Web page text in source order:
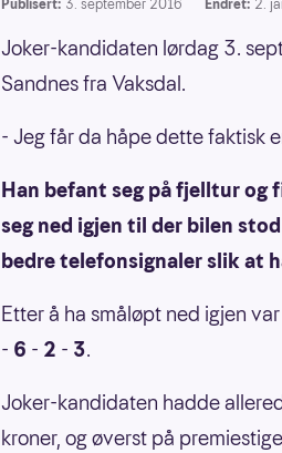
Publisert: 3. september 2016 Endret: 2.
Joker-kandidaten lørdag 3.
Sandnes fra Vaksdal.
- Jeg får da håpe dette faktisk
Han befant seg på fjelltur og
seg ned igjen til der bilen
bedre telefonsignaler slik at
Etter å ha småløpt ned igjen
- 6 - 2 - 3.
Joker-kandidaten hadde
kroner, og øverst på